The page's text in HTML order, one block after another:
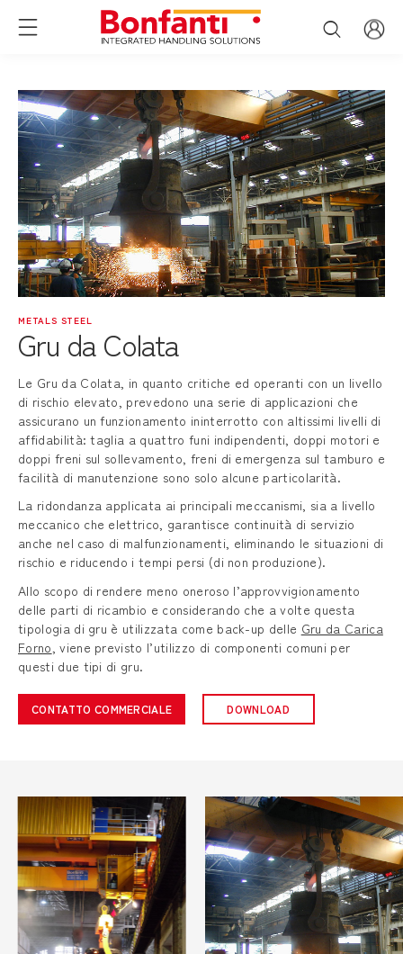
METALS STEEL
Gru da Colata
Le Gru da Colata, in quanto critiche ed operanti con un livello
di rischio elevato, prevedono una serie di applicazioni che
assicurano un funzionamento ininterrotto con altissimi livelli di
affidabilità: taglia a quattro funi indipendenti, doppi motori e
doppi freni sul sollevamento, freni di emergenza sul tamburo e
facilità di manutenzione sono solo alcune particolarità.
La ridondanza applicata ai principali meccanismi, sia a livello
meccanico che elettrico, garantisce continuità di servizio
anche nel caso di malfunzionamenti, eliminando le situazioni di
rischio e riducendo i tempi persi (di non produzione).
Allo scopo di rendere meno oneroso l’approvvigionamento
delle parti di ricambio e considerando che a volte questa
tipologia di gru è utilizzata come back-up delle Gru da Carica
Forno , viene previsto l’utilizzo di componenti comuni per
questi due tipi di gru.
CONTATTO COMMERCIALE DOWNLOAD